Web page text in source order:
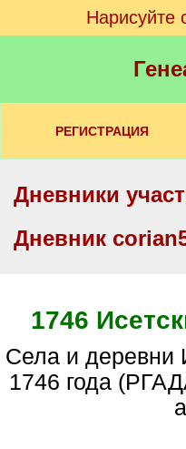
Нарисуйте
РЕГИСТРАЦИЯ
Дневники
Дневник
1746
Села и деревни Исецкого острога – согласно ревизии
1746 года